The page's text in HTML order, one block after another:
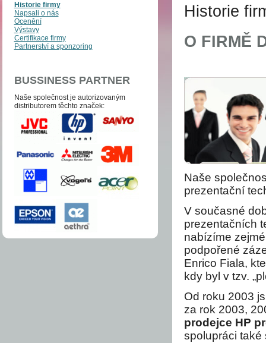
Historie firmy
Napsali o nás
Ocenění
Výstavy
Certifikace firmy
Partnerství a sponzoring
BUSSINESS PARTNER
Naše společnost je auto­­ri­zo­va­ným
distri­bu­to­­rem těchto zna­ček:
Historie
O FIRMĚ
Naše
prezentační
V současné
prezentačních
nabízíme
podpořené
Enrico Fiala,
kdy byl v tzv.
Od roku 2003
za rok 2003,
prodejce HP
spolupráci také